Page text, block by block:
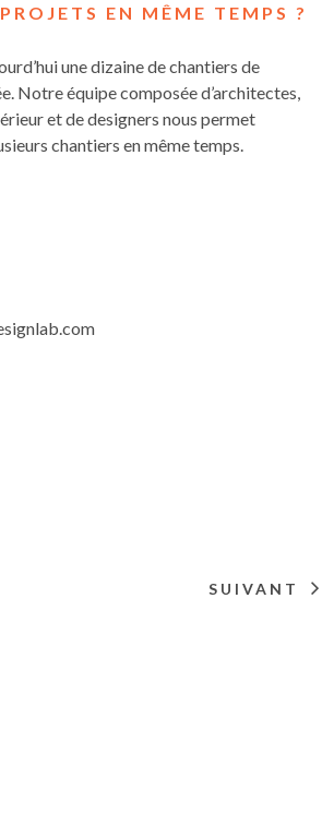
EN MÊME TEMPS ?
une dizaine de chantiers de
Notre équipe composée d’architectes,
et de designers nous permet
chantiers en même temps.
SUIVANT